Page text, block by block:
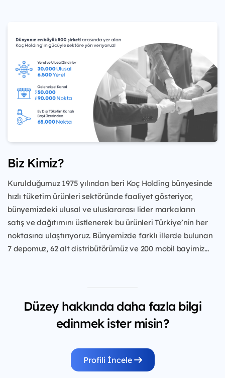
Biz Kimiz?
Kurulduğumuz 1975 yılından beri Koç Holding bünyesinde
hızlı tüketim ürünlerisektöründe faaliyet gösteriyor,
bünyemizdeki ulusal ve uluslararası lider markaların
satış ve dağıtımını üstlenerek bu ürünleri Türkiye’nin her
noktasına ulaştırıyoruz. Bünyemizde farklı illerde bulunan
7 depomuz, 62 alt distribütörümüz ve 200 mobil bayimiz...
Düzey hakkında daha fazla bilgi
edinmek ister misin?
Profili İncele